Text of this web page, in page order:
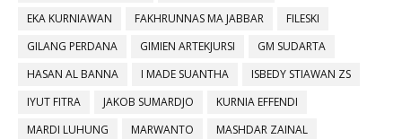
EKA KURNIAWAN
FAKHRUNNAS MA JABBAR
FILESKI
GILANG PERDANA
GIMIEN ARTEKJURSI
GM SUDARTA
HASAN AL BANNA
I MADE SUANTHA
ISBEDY STIAWAN ZS
IYUT FITRA
JAKOB SUMARDJO
KURNIA EFFENDI
MARDI LUHUNG
MARWANTO
MASHDAR ZAINAL